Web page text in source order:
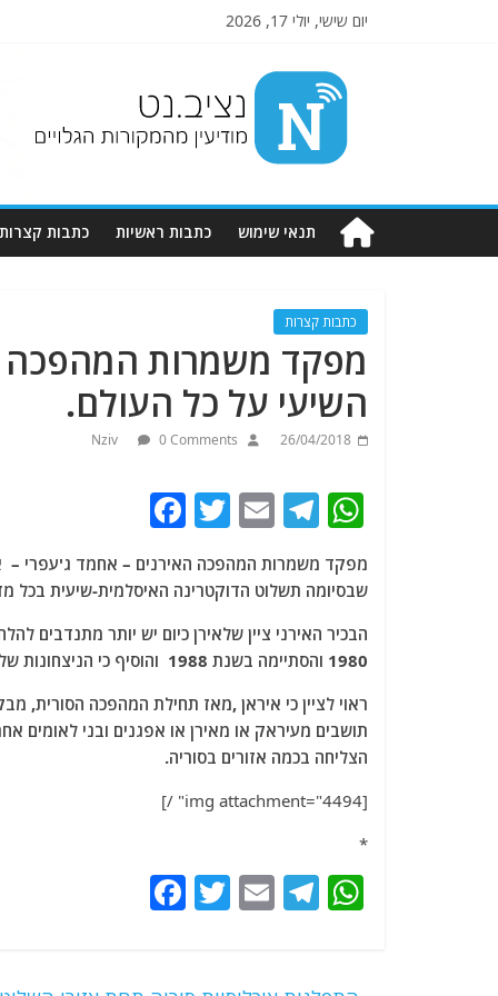
יום שישי, יולי 17, 2026
Nziv.net
מודיעין
מהמקורות
תנאי שימוש כתבות ראשיות כתבות קצרות
כתבות קצרות
מפקד משמרות המהפכה
השיעי על כל העולם.
26/04/2018
Nziv 0 Comments
W
at
s
A
p
p
T
e
g
ra
m
E
ai
l
T
itt
er
c
e
b
o
o
מפקד משמרות המהפכה האירנים – אחמד ג'עפרי –
שבסיומה תשלוט הדוקטרינה האיסלמית-שיעית בכל
הבכיר האירני ציין שלאירן כיום יש יותר מתנדבים
1980 והסתיימה בשנת 1988 והוסיף כי הניצחונות שלהם בסוריה ובתימן ובלבנון ובעזה הנם מתת האל למאמיניו בעולם הזה.
ראוי לציין כי איראן ,מאז תחילת המהפכה הסורית,
תושבים מעיראק או מאירן או אפגנים ובני לאומים
הצליחה בכמה אזורים בסוריה.
[img attachment="4494" /]
*
W
T
E
T